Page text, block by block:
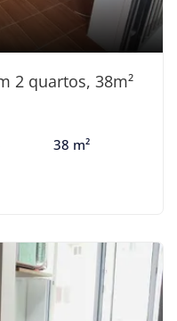
2 quartos, 38m²
38 m²